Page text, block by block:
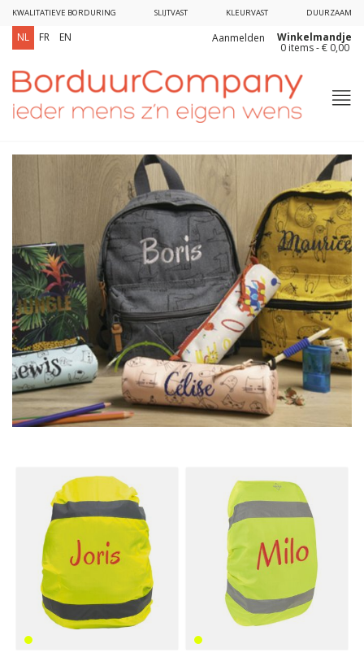
KWALITATIEVE BORDURING SLIJTVAST KLEURVAST DUURZAAM
NL FR EN Aanmelden Winkelmandje
0 items - € 0,00